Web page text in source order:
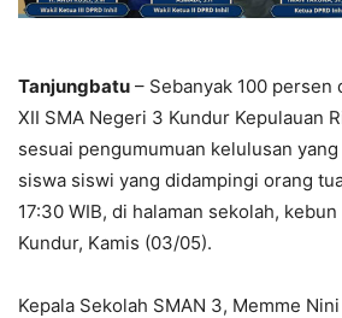
Tanjungbatu – Sebanyak 100 persen
XII SMA Negeri 3 Kundur Kepulauan
sesuai pengumumuan kelulusan
siswa siswi yang didampingi orang
17:30 WIB, di halaman sekolah,
Kundur, Kamis (03/05).
Kepala Sekolah SMAN 3, Memme